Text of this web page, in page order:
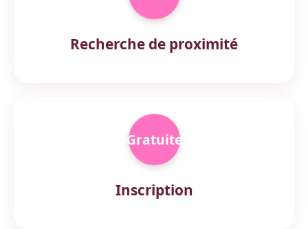
Recherche de proximité
Gratuite
Inscription